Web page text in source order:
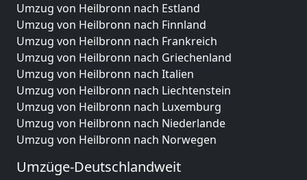
Umzug von Heilbronn nach Estland
Umzug von Heilbronn nach Finnland
Umzug von Heilbronn nach Frankreich
Umzug von Heilbronn nach Griechenland
Umzug von Heilbronn nach Italien
Umzug von Heilbronn nach Liechtenstein
Umzug von Heilbronn nach Luxemburg
Umzug von Heilbronn nach Niederlande
Umzug von Heilbronn nach Norwegen
Umzüge-Deutschlandweit